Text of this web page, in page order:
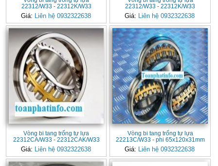
22312/W33 - 22312K/W33
Giá: Liên hệ 0932322638
22312/W33 - 22312K/W33
Giá: Liên hệ 0932322638
Vòng bi tang trống tự lựa
22312CA/W33 - 22312CAK/W33
Giá: Liên hệ 0932322638
Vòng bi tang trống tự lựa
22213C/W33 - phi 65x120x31mm
Giá: Liên hệ 0932322638